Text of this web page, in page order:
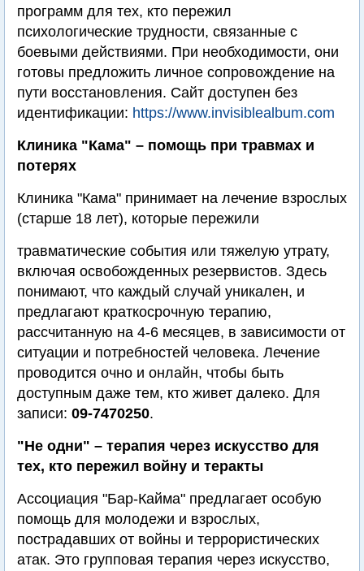
программ для тех, кто пережил
психологические трудности, связанные с
боевыми действиями. При необходимости, они
готовы предложить личное сопровождение на
пути восстановления. Сайт доступен без
идентификации: https://www.invisiblealbum.com
Клиника "Кама" – помощь при травмах и
потерях
Клиника "Кама" принимает на лечение взрослых
(старше 18 лет), которые пережили
травматические события или тяжелую утрату,
включая освобожденных резервистов. Здесь
понимают, что каждый случай уникален, и
предлагают краткосрочную терапию,
рассчитанную на 4-6 месяцев, в зависимости от
ситуации и потребностей человека. Лечение
проводится очно и онлайн, чтобы быть
доступным даже тем, кто живет далеко. Для
записи: 09-7470250.
"Не одни" – терапия через искусство для
тех, кто пережил войну и теракты
Ассоциация "Бар-Кайма" предлагает особую
помощь для молодежи и взрослых,
пострадавших от войны и террористических
атак. Это групповая терапия через искусство,